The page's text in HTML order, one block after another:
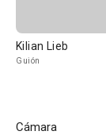
Kilian Lieb
Guión
Cámara